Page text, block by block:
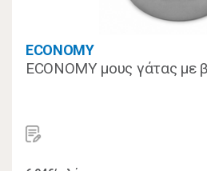
ECONOMY
ECONOMY μους γάτας με